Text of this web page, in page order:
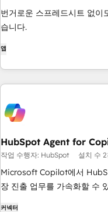
번거로운 스프레드시트 없이
습니다.
앱
HubSpot Agent for
작업 수행자: HubSpot 설치 수
Microsoft Copilot에서
장 진출 업무를 가속화할 수
커넥터